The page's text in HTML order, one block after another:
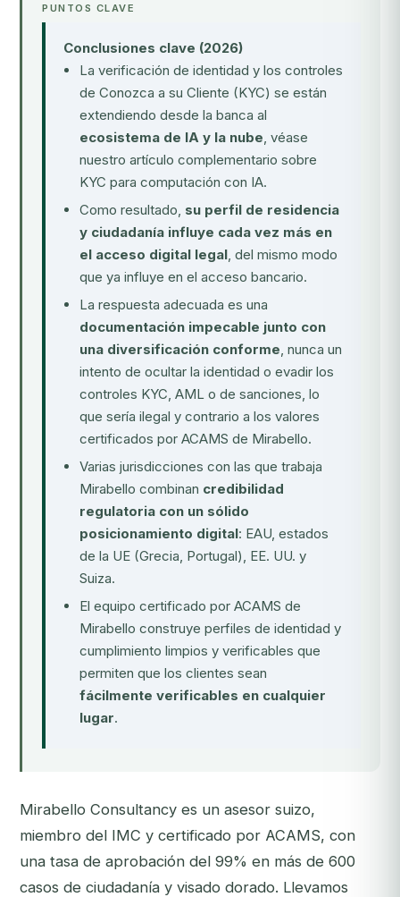
PUNTOS CLAVE
Conclusiones clave (2026)
La verificación de identidad y los controles
de Conozca a su Cliente (KYC) se están
extendiendo desde la banca al
ecosistema de IA y la nube, véase
nuestro artículo complementario sobre
KYC para computación con IA.
Como resultado, su perfil de residencia
y ciudadanía influye cada vez más en
el acceso digital legal, del mismo modo
que ya influye en el acceso bancario.
La respuesta adecuada es una
documentación impecable junto con
una diversificación conforme, nunca un
intento de ocultar la identidad o evadir los
controles KYC, AML o de sanciones, lo
que sería ilegal y contrario a los valores
certificados por ACAMS de Mirabello.
Varias jurisdicciones con las que trabaja
Mirabello combinan credibilidad
regulatoria con un sólido
posicionamiento digital: EAU, estados
de la UE (Grecia, Portugal), EE. UU. y
Suiza.
El equipo certificado por ACAMS de
Mirabello construye perfiles de identidad y
cumplimiento limpios y verificables que
permiten que los clientes sean
fácilmente verificables en cualquier
lugar.
Mirabello Consultancy es un asesor suizo,
miembro del IMC y certificado por ACAMS, con
una tasa de aprobación del 99% en más de 600
casos de ciudadanía y visado dorado. Llevamos